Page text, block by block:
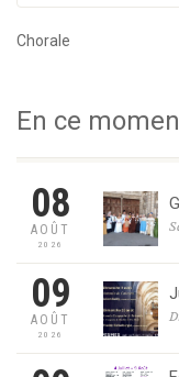
Chorale
En ce
08
AOÛT
2026
09
AOÛT
2026